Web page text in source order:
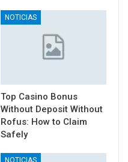
NOTICIAS
Top Casino Bonus
Without Deposit Without
Rofus: How to Claim
Safely
NOTICIAS